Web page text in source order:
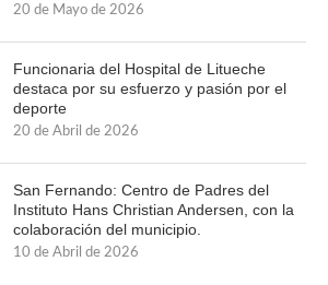
20 de Mayo de 2026
Funcionaria del Hospital de Litueche
destaca por su esfuerzo y pasión por el
deporte
20 de Abril de 2026
San Fernando: Centro de Padres del
Instituto Hans Christian Andersen, con la
colaboración del municipio.
10 de Abril de 2026